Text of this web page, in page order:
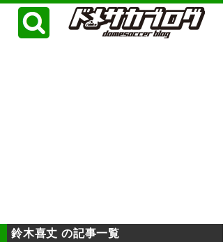
鈴木喜丈 の記事一覧